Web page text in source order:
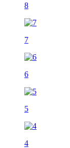
8
7
6
5
4